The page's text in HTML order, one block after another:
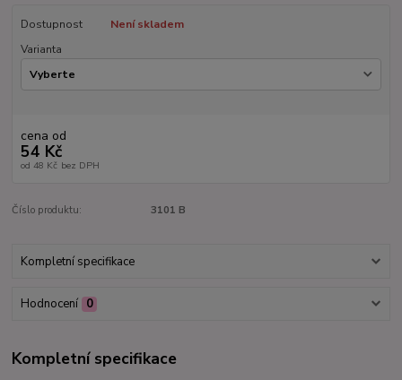
Dostupnost
Není skladem
Varianta
cena od
54 Kč
od 48 Kč bez DPH
Číslo produktu: 3101 B
Kompletní specifikace
Hodnocení 0
Kompletní specifikace